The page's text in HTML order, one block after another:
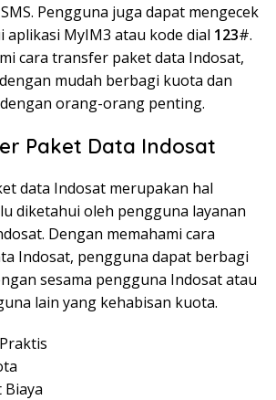
Pengguna juga dapat mengecek
aplikasi MyIM3 atau kode dial 123#.
cara transfer paket data Indosat,
mudah berbagi kuota dan
orang-orang penting.
Paket Data Indosat
data Indosat merupakan hal
diketahui oleh pengguna layanan
Dengan memahami cara
Indosat, pengguna dapat berbagi
sesama pengguna Indosat atau
lain yang kehabisan kuota.